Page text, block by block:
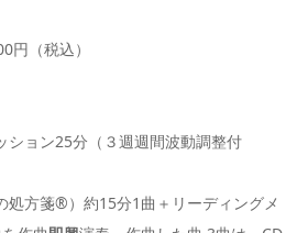
（税込）
ョン25分（３週週間波動調整付
方箋®︎）約15分1曲＋リーディングメ